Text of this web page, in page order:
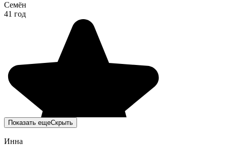
Семён
41 год
Показать ещеСкрыть
Инна